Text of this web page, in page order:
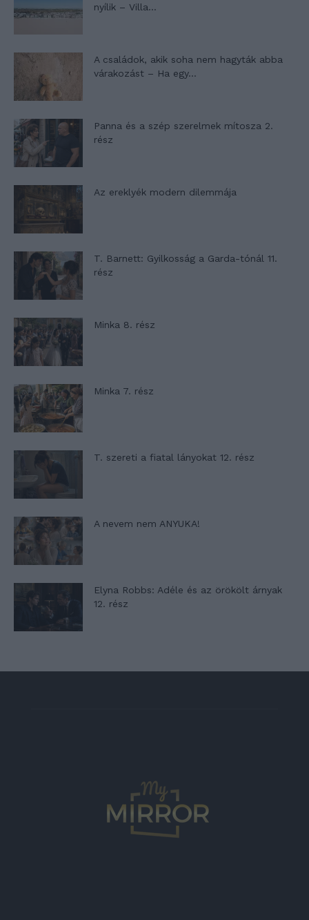
nyílik – Villa...
A családok, akik soha nem hagyták abba
várakozást – Ha egy...
Panna és a szép szerelmek mítosza 2.
rész
Az ereklyék modern dilemmája
T. Barnett: Gyilkosság a Garda-tónál 11.
rész
Minka 8. rész
Minka 7. rész
T. szereti a fiatal lányokat 12. rész
A nevem nem ANYUKA!
Elyna Robbs: Adéle és az örökölt árnyak
12. rész